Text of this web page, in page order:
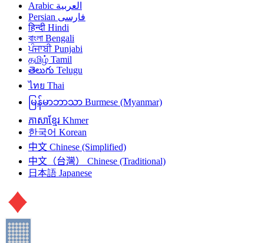
العربية Arabic
فارسی Persian
हिन्दी Hindi
বাংলা Bengali
ਪੰਜਾਬੀ Punjabi
தமிழ் Tamil
తెలుగు Telugu
ไทย Thai
မြန်မာဘာသာ Burmese (Myanmar)
ភាសាខ្មែរ Khmer
한국어 Korean
中文 Chinese (Simplified)
中文（台灣）
Chinese (Traditional)
日本語 Japanese